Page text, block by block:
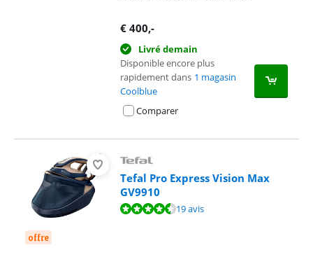
€ 400,-
Livré demain
Disponible encore plus
rapidement dans 1 magasin
Coolblue
Comparer
offre
Tefal Pro Express Vision Max
GV9910
La note est de 9,2 sur 10, basée sur 19 avis.19 avis